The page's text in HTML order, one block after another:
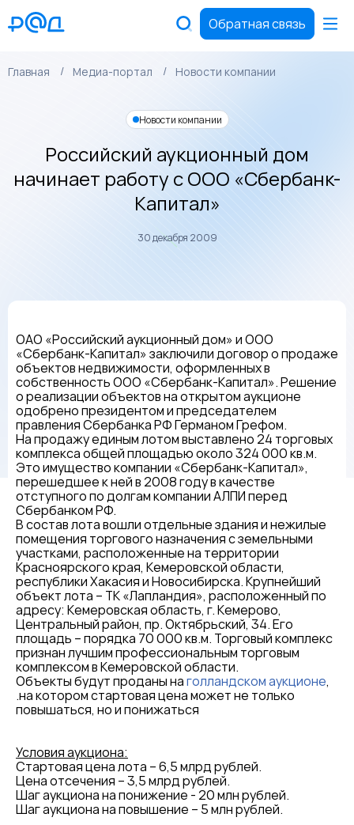
Обратная связь
Главная Медиа-портал Новости компании
Новости компании
Российский аукционный дом
начинает работу с ООО «Сбербанк-
Капитал»
30 декабря 2009
ОАО «Российский аукционный дом» и ООО
«Сбербанк-Капитал» заключили договор о продаже
объектов недвижимости, оформленных в
собственность ООО «Сбербанк-Капитал». Решение
о реализации объектов на открытом аукционе
одобрено президентом и председателем
правления Сбербанка РФ Германом Грефом.
На продажу единым лотом выставлено 24 торговых
комплекса общей площадью около 324 000 кв.м.
Это имущество компании «Сбербанк-Капитал»,
перешедшее к ней в 2008 году в качестве
отступного по долгам компании АЛПИ перед
Сбербанком РФ.
В состав лота вошли отдельные здания и нежилые
помещения торгового назначения с земельными
участками, расположенные на территории
Красноярского края, Кемеровской области,
республики Хакасия и Новосибирска. Крупнейший
объект лота – ТК «Лапландия», расположенный по
адресу: Кемеровская область, г. Кемерово,
Центральный район, пр. Октябрьский, 34. Его
площадь – порядка 70 000 кв.м. Торговый комплекс
признан лучшим профессиональным торговым
комплексом в Кемеровской области.
Объекты будут проданы наголландском аукционе,
.на котором стартовая цена может не только
повышаться, но и понижаться
Условия аукциона:
Стартовая цена лота – 6,5 млрд рублей.
Цена отсечения – 3,5 млрд рублей.
Шаг аукциона на понижение - 20 млн рублей.
Шаг аукциона на повышение – 5 млн рублей.